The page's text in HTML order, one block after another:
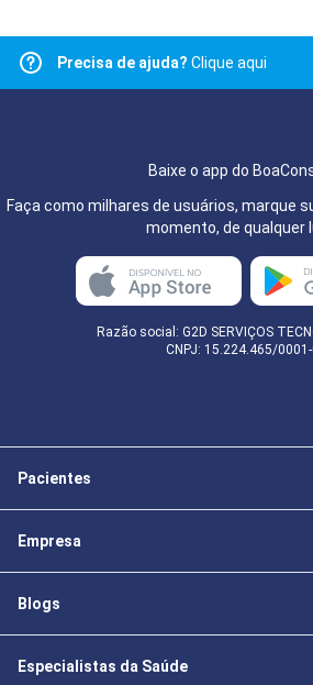
Precisa de ajuda? Clique aqui
Baixe o app do
Faça como milhares de usuários, marque
momento, de qualquer
Razão social: G2D SERVIÇOS
CNPJ: 15.224.465/0001-
Pacientes
Empresa
Blogs
Especialistas da Saúde